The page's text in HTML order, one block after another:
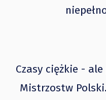
Czasy ciężkie -
Mistrzostw